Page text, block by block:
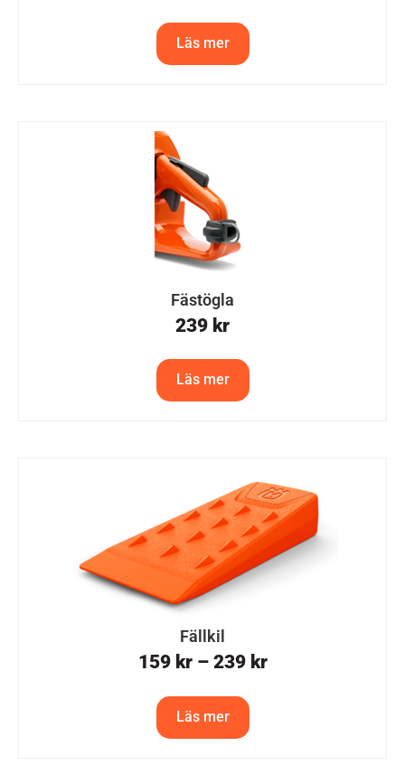
Läs mer
Fästögla
239 kr
Läs mer
Fällkil
159 kr – 239 kr
Läs mer